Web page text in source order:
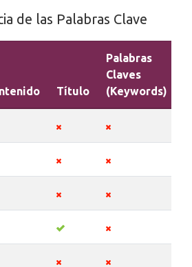
de las Palabras Clave
Título
Palabras
Claves
(Keywords)